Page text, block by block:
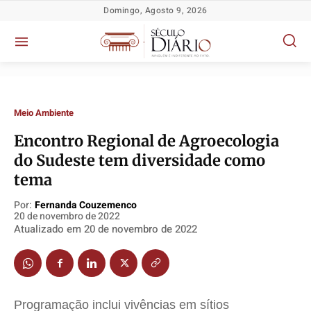
Política
TV Século
Educação
Política
TV Século
Educação
Política
TV Século
Educação
Política
TV Século
Educação
Domingo, Agosto 9, 2026
Meio Ambiente
Encontro Regional de Agroecologia
do Sudeste tem diversidade como
tema
Por: Fernanda Couzemenco
20 de novembro de 2022
Atualizado em 20 de novembro de 2022
Programação inclui vivências em sítios